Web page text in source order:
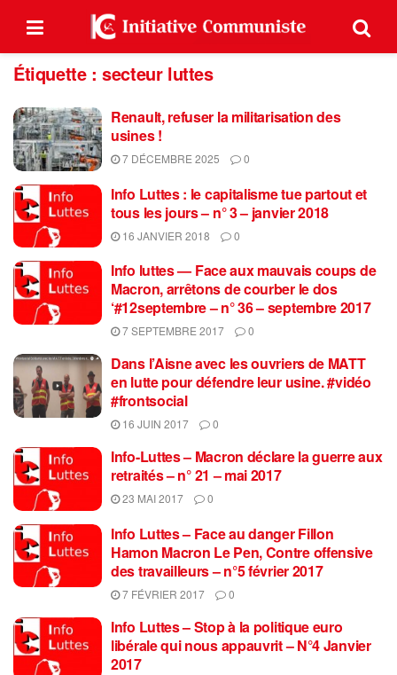
Étiquette :secteur luttes
Renault, refuser la militarisation des
usines !
7 DÉCEMBRE 2025 0
Info Luttes : le capitalisme tue partout et
tous les jours – n° 3 – janvier 2018
16 JANVIER 2018 0
Info luttes — Face aux mauvais coups de
Macron, arrêtons de courber le dos
‘#12septembre – n° 36 – septembre 2017
7 SEPTEMBRE 2017 0
Dans l’Aisne avec les ouvriers de MATT
en lutte pour défendre leur usine. #vidéo
#frontsocial
16 JUIN 2017 0
Info-Luttes – Macron déclare la guerre aux
retraités – n° 21 – mai 2017
23 MAI 2017 0
Info Luttes – Face au danger Fillon
Hamon Macron Le Pen, Contre offensive
des travailleurs – n°5 février 2017
7 FÉVRIER 2017 0
Info Luttes – Stop à la politique euro
libérale qui nous appauvrit – N°4 Janvier
2017